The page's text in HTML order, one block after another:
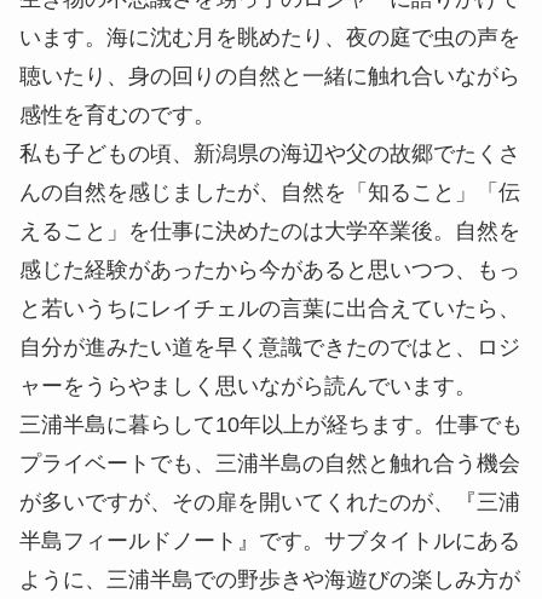
います。海に沈む月を眺めたり、夜の庭で虫の声を
聴いたり、身の回りの自然と一緒に触れ合いながら
感性を育むのです。
私も子どもの頃、新潟県の海辺や父の故郷でたくさ
んの自然を感じましたが、自然を「知ること」「伝
えること」を仕事に決めたのは大学卒業後。自然を
感じた経験があったから今があると思いつつ、もっ
と若いうちにレイチェルの言葉に出合えていたら、
自分が進みたい道を早く意識できたのではと、ロジ
ャーをうらやましく思いながら読んでいます。
三浦半島に暮らして10年以上が経ちます。仕事でも
プライベートでも、三浦半島の自然と触れ合う機会
が多いですが、その扉を開いてくれたのが、『三浦
半島フィールドノート』です。サブタイトルにある
ように、三浦半島での野歩きや海遊びの楽しみ方が